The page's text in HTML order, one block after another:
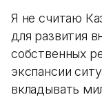
Я не считаю
для развития
собственных
экспансии
вкладывать